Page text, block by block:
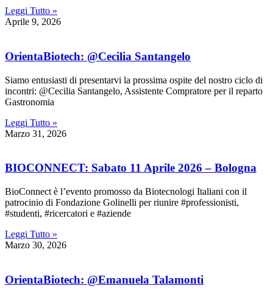
Leggi Tutto »
Aprile 9, 2026
OrientaBiotech: @Cecilia Santangelo
Siamo entusiasti di presentarvi la prossima ospite del nostro ciclo di
incontri: @Cecilia Santangelo, Assistente Compratore per il reparto
Gastronomia
Leggi Tutto »
Marzo 31, 2026
BIOCONNECT: Sabato 11 Aprile 2026 – Bologna
BioConnect è l’evento promosso da Biotecnologi Italiani con il
patrocinio di Fondazione Golinelli per riunire #professionisti,
#studenti, #ricercatori e #aziende
Leggi Tutto »
Marzo 30, 2026
OrientaBiotech: @Emanuela Talamonti